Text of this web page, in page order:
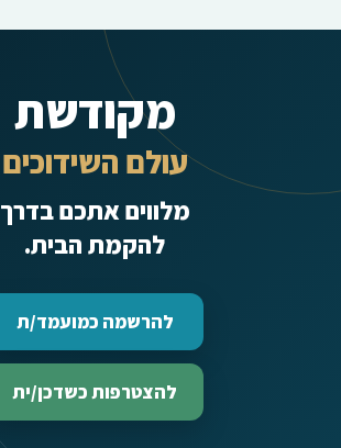
מקודשת
עולם השידוכים
מלווים אתכם בדרך
להקמת הבית.
להרשמה כמועמד/ת
להצטרפות כשדכן/ית